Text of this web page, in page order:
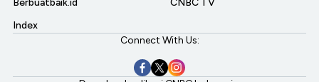
Index
Connect With Us: